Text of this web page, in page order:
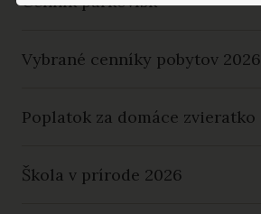
Vybrané cenníky pobytov 2026
Poplatok za domáce zvieratko
Škola v prírode 2026